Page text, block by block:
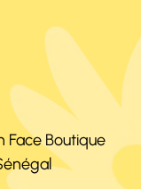
Face Boutique